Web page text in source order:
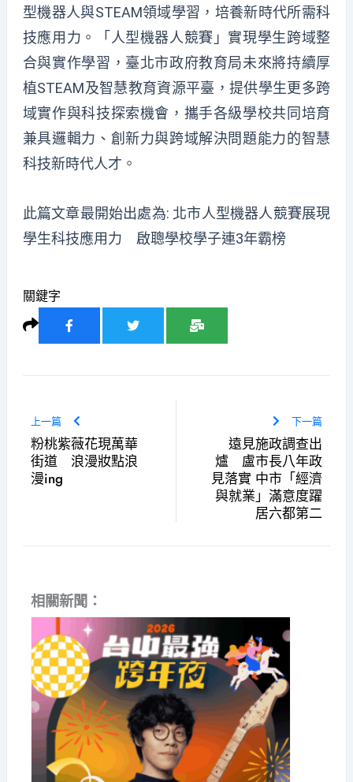
型機器人與STEAM領域學習，培養新時代所需科
技應用力。「人型機器人競賽」實現學生跨域整
合與實作學習，臺北市政府教育局未來將持續厚
植STEAM及智慧教育資源平臺，提供學生更多跨
域實作與科技探索機會，攜手各級學校共同培育
兼具邏輯力、創新力與跨域解決問題能力的智慧
科技新時代人才。
此篇文章最開始出處為: 北市人型機器人競賽展現
學生科技應用力 啟聰學校學子連3年霸榜
關鍵字
上一篇
粉桃紫薇花現萬華
街道 浪漫妝點浪
漫ing
下一篇
遠見施政調查出
爐 盧市長八年政
見落實 中市「經濟
與就業」滿意度躍
居六都第二
相關新聞：